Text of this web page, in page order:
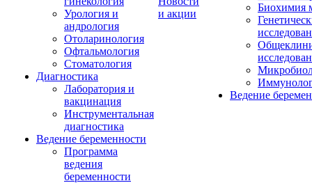
Урология и
андрология
Отоларинология
Офтальмология
Стоматология
Диагностика
Лаборатория и
вакцинация
Инструментальная
диагностика
Ведение беременности
Программа
ведения
беременности
и акции
Биохимия
Ведение